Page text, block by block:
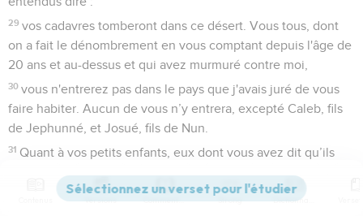
29 vos cadavres tomberont dans ce désert. Vous tous, dont
on a fait le dénombrement en vous comptant depuis l'âge de
20 ans et au-dessus et qui avez murmuré contre moi,
30 vous n'entrerez pas dans le pays que j'avais juré de vous
faire habiter. Aucun de vous n’y entrera, excepté Caleb, fils
de Jephunné, et Josué, fils de Nun.
31 Quant à vos petits enfants, eux dont vous avez dit qu’ils
connaîtront le pays que vous avez dédaigné.
Versions Commentaires Strong